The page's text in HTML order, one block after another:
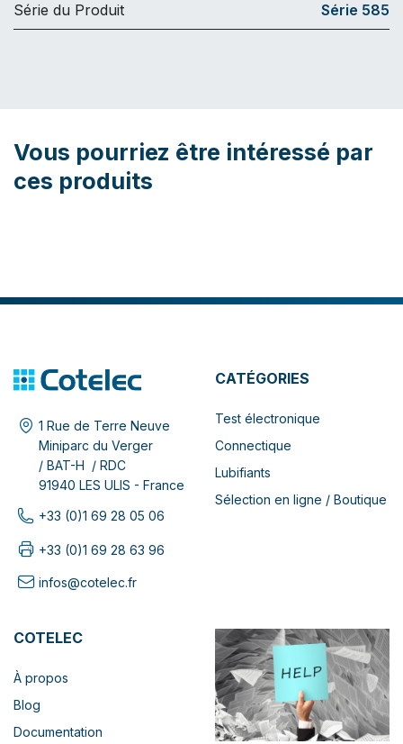
Série du Produit Série 585
Vous pourriez être intéressé par
ces produits
1 Rue de Terre Neuve
Miniparc du Verger
/ BAT-H / RDC
91940 LES ULIS - France
+33 (0)1 69 28 05 06
+33 (0)1 69 28 63 96
infos@cotelec.fr
CATÉGORIES
Test électronique
Connectique
Lubifiants
Sélection en ligne / Boutique
COTELEC
À propos
Blog
Documentation